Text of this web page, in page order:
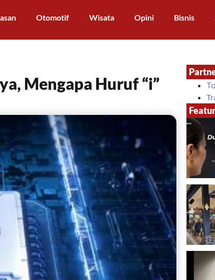
Otomotif Wisata Opini Bisnis
Mengapa Huruf “i”